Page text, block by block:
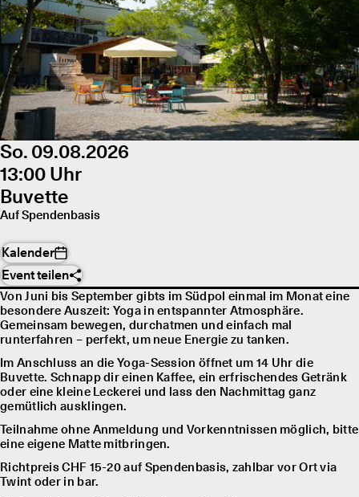
So. 09.08.2026
13:00 Uhr
Buvette
Auf Spendenbasis
Kalender
Event teilen
Von Juni bis September gibts im Südpol einmal im Monat eine
besondere Auszeit: Yoga in entspannter Atmosphäre.
Gemeinsam bewegen, durchatmen und einfach mal
runterfahren – perfekt, um neue Energie zu tanken.
Im Anschluss an die Yoga-Session öffnet um 14 Uhr die
Buvette. Schnapp dir einen Kaffee, ein erfrischendes Getränk
oder eine kleine Leckerei und lass den Nachmittag ganz
gemütlich ausklingen.
Teilnahme ohne Anmeldung und Vorkenntnissen möglich, bitte
eine eigene Matte mitbringen.
Richtpreis CHF 15-20 auf Spendenbasis, zahlbar vor Ort via
Twint oder in bar.